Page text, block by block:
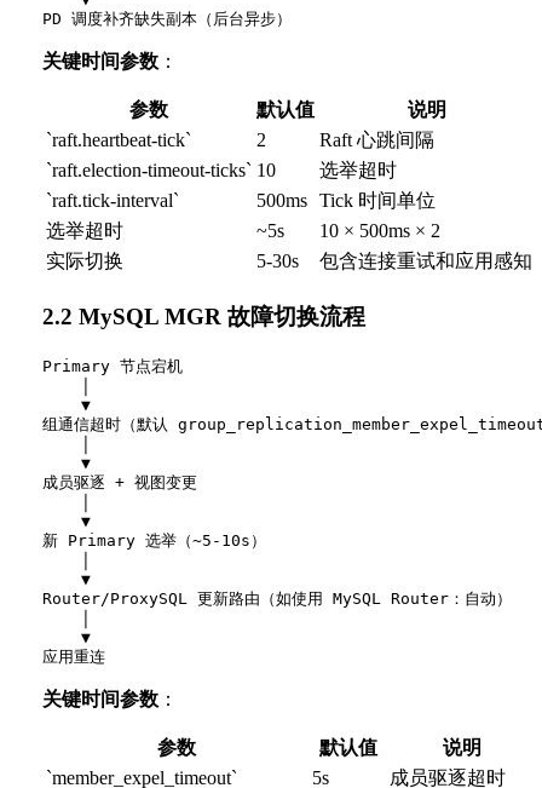
关键时间参数 ：
参数 默认值
说明
`raft.heartbeat-tick`
2
Raft 心跳间隔
`raft.election-timeout-ticks` 10
选举超时
`raft.tick-interval`
500ms Tick 时间单位
选举超时
~5s
10 × 500ms × 2
实际切换
5-30s 包含连接重试和应用感知
2.2 MySQL MGR 故障切换流程
Primary 节点宕机
    ▼
组通信超时（默认
    ▼
成员驱逐 + 视图变更
    ▼
新 Primary 选举（~5-10s）
    ▼
Router/ProxySQL 更新路由（如使用 MySQL Router：自动）
    ▼
关键时间参数 ：
参数 默认值
说明
`member_expel_timeout`
5s 成员驱逐超时